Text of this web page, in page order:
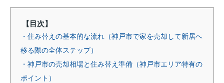
【目次】
・住み替えの基本的な流れ（神戸市で家を売却して新居へ
移る際の全体ステップ）
・神戸市の売却相場と住み替え準備（神戸市エリア特有の
ポイント）